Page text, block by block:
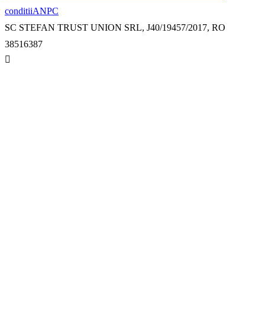
conditiiANPC
SC STEFAN TRUST UNION SRL, J40/19457/2017, RO
38516387